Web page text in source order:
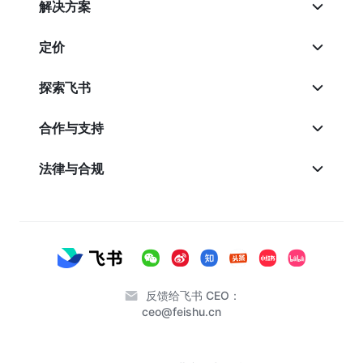
解决方案
定价
探索飞书
合作与支持
法律与合规
反馈给飞书 CEO：
ceo@feishu.cn